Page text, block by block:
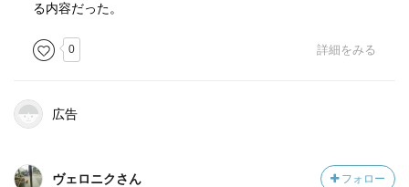
る内容だった。
0 詳細をみる
広告
ヴェロニクさん フォロー